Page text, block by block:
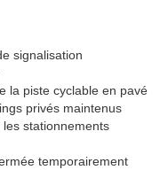
signalisation
la piste cyclable en pavé
privés maintenus
stationnements
temporairement